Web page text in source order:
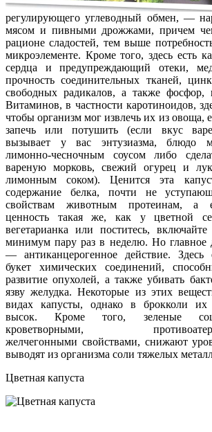
регулирующего углеводный обмен, —
мясом и пивными дрожжами, причем
рационе сладостей, тем выше
микроэлементе. Кроме того, здесь есть
сердца и предупреждающий отеки,
прочность соединительных тканей,
свободных радикалов, а также фосфор,
Витаминов, в частности каротиноидов,
чтобы организм мог извлечь их из овоща,
запечь или потушить (если вкус
вызывает у вас энтузиазма, блюдо
лимонно-чесночным соусом либо
вареную морковь, свежий огурец и
лимонным соком). Ценится эта
содержание белка, почти не
свойствам животным протеинам, а
ценность такая же, как у цветной
вегетарианка или поститесь,
минимум пару раз в неделю. Но главное
— антиканцерогенное действие. Здесь
букет химических соединений,
развитие опухолей, а также убивать
язву желудка. Некоторые из этих
видах капусты, однако в брокколи их
высок. Кроме того, зеленые
кроветворными,
желчегонными свойствами, снижают
выводят из организма соли тяжелых
Цветная капуста